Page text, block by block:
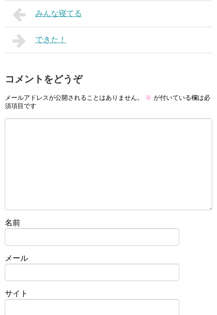
みんな寝てる
できた！
コメントをどうぞ
メールアドレスが公開されることはありません。 ※ が付いている欄は必
須項目です
名前
メール
サイト